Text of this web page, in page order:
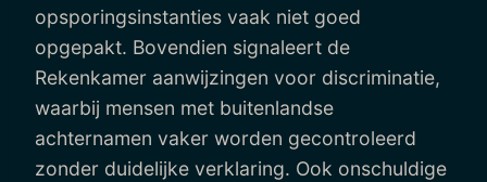
opsporingsinstanties vaak niet goed
opgepakt. Bovendien signaleert de
Rekenkamer aanwijzingen voor discriminatie,
waarbij mensen met buitenlandse
achternamen vaker worden gecontroleerd
zonder duidelijke verklaring. Ook onschuldige